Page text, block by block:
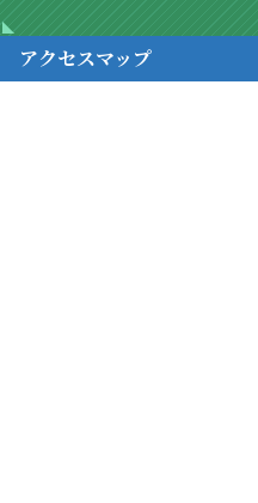
アクセスマップ